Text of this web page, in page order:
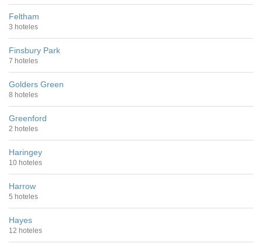
Feltham
3 hoteles
Finsbury Park
7 hoteles
Golders Green
8 hoteles
Greenford
2 hoteles
Haringey
10 hoteles
Harrow
5 hoteles
Hayes
12 hoteles